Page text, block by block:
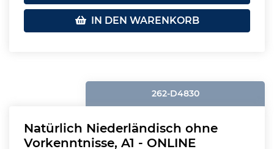
IN DEN WARENKORB
262-D4830
Natürlich Niederländisch ohne
Vorkenntnisse, A1 - ONLINE